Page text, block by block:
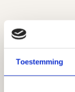
Toestemming
Heb je veel
wat daarvan
spaarrekening.